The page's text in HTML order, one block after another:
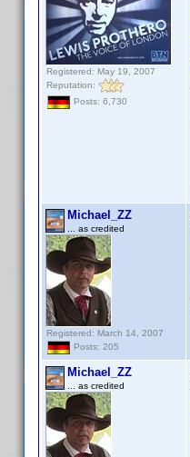
Registered: May 19, 2007
Reputation:
Posts: 6,730
Michael_ZZ
... as credited
Registered: March 14, 2007
Posts: 205
Michael_ZZ
... as credited